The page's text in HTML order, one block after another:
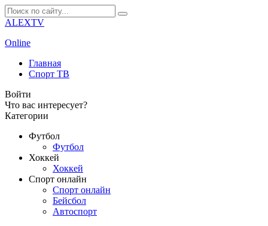
ALEXTV
Online
Главная
Спорт ТВ
Войти
Что вас интересует?
Категории
Футбол
Футбол
Хоккей
Хоккей
Спорт онлайн
Спорт онлайн
Бейсбол
Автоспорт